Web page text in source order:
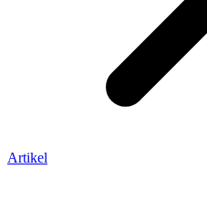
Artikel